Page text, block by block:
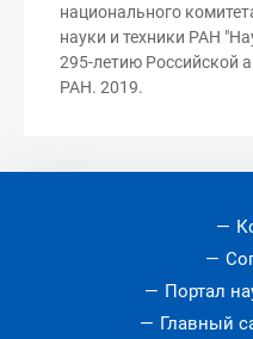
национального
науки и техники РАН
295-летию Российской
РАН. 2019.
Портал
Главный